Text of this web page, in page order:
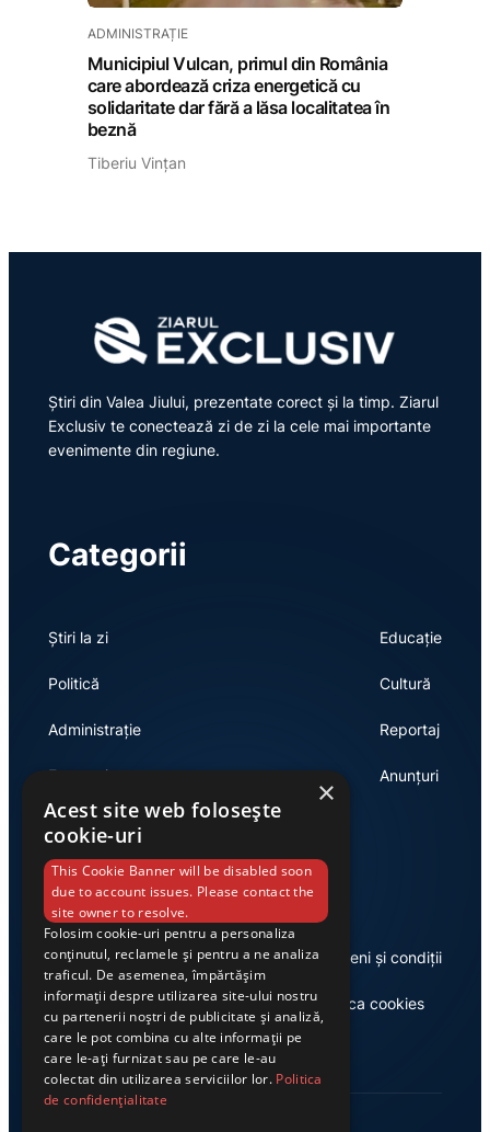
ADMINISTRAȚIE
Municipiul Vulcan, primul din România
care abordează criza energetică cu
solidaritate dar fără a lăsa localitatea în
beznă
Tiberiu Vințan
Știri din Valea Jiului, prezentate corect și la timp. Ziarul
Exclusiv te conectează zi de zi la cele mai importante
evenimente din regiune.
Categorii
Știri la zi
Politică
Administrație
Economie
Educație
Cultură
Reportaj
Anunțuri
Link-uri utile
Despre noi
Casa de editură Exclusiv
Termeni și condiții
Politica cookies
×
Acest site web folosește
cookie-uri
This Cookie Banner will be disabled soon
due to account issues. Please contact the
site owner to resolve.
Folosim cookie-uri pentru a personaliza
conținutul, reclamele și pentru a ne analiza
traficul. De asemenea, împărtășim
informații despre utilizarea site-ului nostru
cu partenerii noștri de publicitate și analiză,
care le pot combina cu alte informații pe
care le-ați furnizat sau pe care le-au
colectat din utilizarea serviciilor lor. Politica
de confidențialitate